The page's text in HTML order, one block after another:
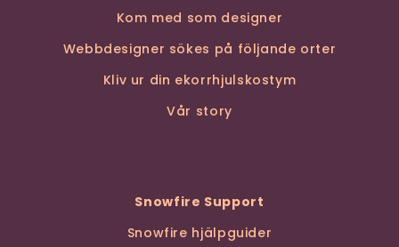
Kom med som designer
Webbdesigner sökes på följande orter
Kliv ur din ekorrhjulskostym
Vår story
Snowfire Support
Snowfire hjälpguider